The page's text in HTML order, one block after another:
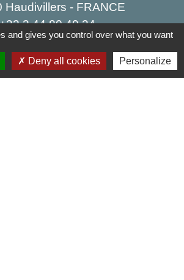
Haudivillers - FRANCE
3 44 80 40 34
and gives you control over what you want
Deny all cookies Personalize